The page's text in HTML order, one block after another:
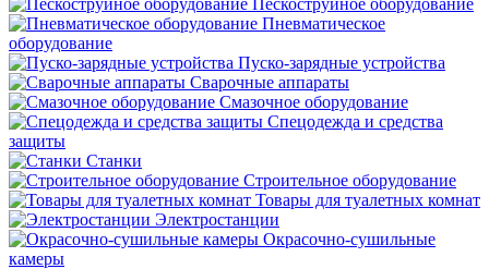
Пескоструйное оборудование
Пневматическое
оборудование
Пуско-зарядные устройства
Сварочные аппараты
Смазочное оборудование
Спецодежда и средства
защиты
Станки
Строительное оборудование
Товары для туалетных комнат
Электростанции
Окрасочно-сушильные
камеры